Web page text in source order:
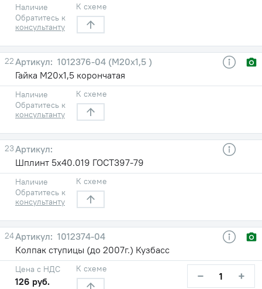
Наличие
Обратитесь к
консультанту
К схеме
22
1012376-04 (М20х1,5 )
Гайка М20х1,5 корончатая
Наличие
Обратитесь к
консультанту
К схеме
23
Шплинт 5х40.019 ГОСТ397-79
Наличие
Обратитесь к
консультанту
К схеме
24
1012374-04
Колпак ступицы (до 2007г.) Кузбасс
Цена с НДС
126 руб.
К схеме − +